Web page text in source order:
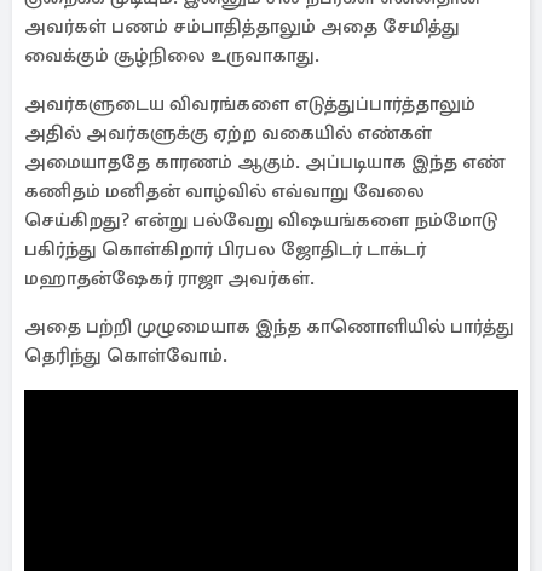
அவர்கள் பணம் சம்பாதித்தாலும் அதை சேமித்து
வைக்கும் சூழ்நிலை உருவாகாது.
அவர்களுடைய விவரங்களை எடுத்துப்பார்த்தாலும்
அதில் அவர்களுக்கு ஏற்ற வகையில் எண்கள்
அமையாததே காரணம் ஆகும். அப்படியாக இந்த எண்
கணிதம் மனிதன் வாழ்வில் எவ்வாறு வேலை
செய்கிறது? என்று பல்வேறு விஷயங்களை நம்மோடு
பகிர்ந்து கொள்கிறார் பிரபல ஜோதிடர் டாக்டர்
மஹாதன்ஷேகர் ராஜா அவர்கள்.
அதை பற்றி முழுமையாக இந்த காணொளியில் பார்த்து
தெரிந்து கொள்வோம்.